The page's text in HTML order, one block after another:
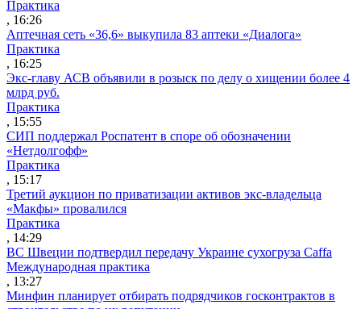
Практика
, 16:26
Аптечная сеть «36,6» выкупила 83 аптеки «Диалога»
Практика
, 16:25
Экс-главу АСВ объявили в розыск по делу о хищении более 4
млрд руб.
Практика
, 15:55
СИП поддержал Роспатент в споре об обозначении
«Нетдолгофф»
Практика
, 15:17
Третий аукцион по приватизации активов экс-владельца
«Макфы» провалился
Практика
, 14:29
ВС Швеции подтвердил передачу Украине сухогруза Caffa
Международная практика
, 13:27
Минфин планирует отбирать подрядчиков госконтрактов в